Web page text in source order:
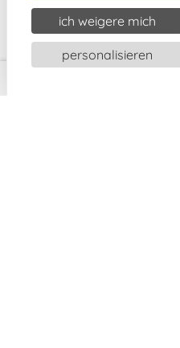
ich weigere mich
personalisieren